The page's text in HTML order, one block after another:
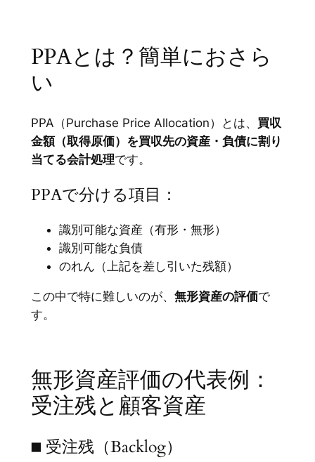
PPAとは？簡単におさら
い
PPA（Purchase Price Allocation）とは、 買収
金額（取得原価）を買収先の資産・負債に割り
当てる会計処理です。
PPAで分ける項目：
識別可能な資産（有形・無形）
識別可能な負債
のれん（上記を差し引いた残額）
この中で特に難しいのが、 無形資産の評価で
す。
無形資産評価の代表例：
受注残と顧客資産
■ 受注残（Backlog）